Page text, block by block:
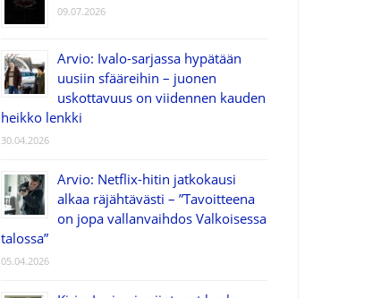
09.07.2026
Arvio: Ivalo-sarjassa hypätään
uusiin sfääreihin – juonen
uskottavuus on viidennen kauden
heikko lenkki
30.04.2026
Arvio: Netflix-hitin jatkokausi
alkaa räjähtävästi – ”Tavoitteena
on jopa vallanvaihdos Valkoisessa
talossa”
05.04.2026